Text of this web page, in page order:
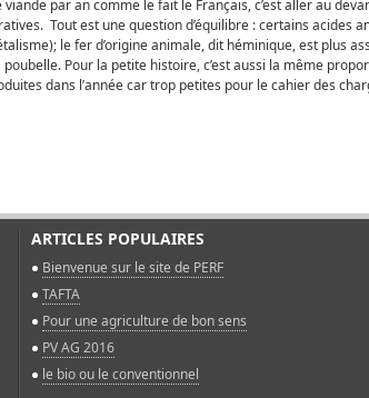
par an comme le fait le Français, c’est aller au
Tout est une question d’équilibre : certains acides
le fer d’origine animale, dit héminique, est plus
Pour la petite histoire, c’est aussi la même
dans l’année car trop petites pour le cahier des
ARTICLES POPULAIRES
Bienvenue sur le site de PERF
TAFTA
Pour une agriculture de bon sens
PV AG 2016
le bio ou le conventionnel